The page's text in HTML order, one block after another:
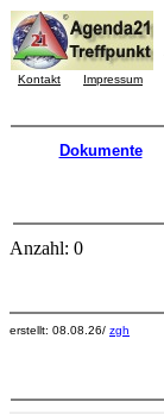
Kontakt Impressum
Dokumente
Anzahl: 0
erstellt: 08.08.26/ zgh